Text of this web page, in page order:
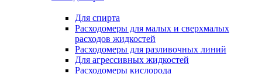
Для спирта
Расходомеры для малых и сверхмалых
расходов жидкостей
Расходомеры для разливочных линий
Для агрессивных жидкостей
Расходомеры кислорода